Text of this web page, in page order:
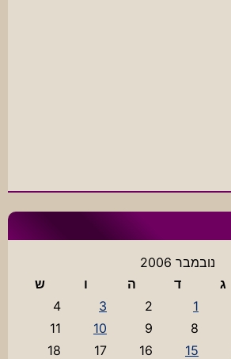
נובמבר 2006
ג ד ה ו
ש
1
2
3
4
8
9
10
11
15
16
17
18